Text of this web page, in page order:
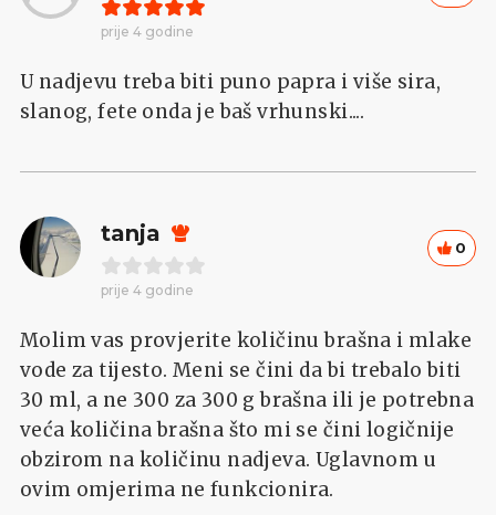
prije 4 godine
U nadjevu treba biti puno papra i više sira,
slanog, fete onda je baš vrhunski....
tanja
prije 4 godine
0
Molim vas provjerite količinu brašna i mlake
vode za tijesto. Meni se čini da bi trebalo biti
30 ml, a ne 300 za 300 g brašna ili je potrebna
veća količina brašna što mi se čini logičnije
obzirom na količinu nadjeva. Uglavnom u
ovim omjerima ne funkcionira.